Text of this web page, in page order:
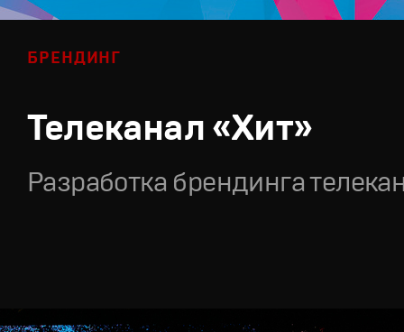
БРЕНДИНГ
Телеканал «Хит»
Разработка брендинга